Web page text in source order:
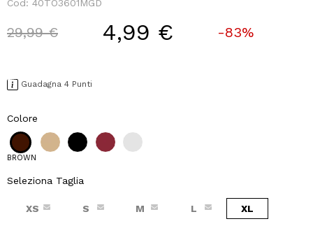
Cod: 40TO3601MGD
Price reduced from
29,99 €to 4,99 € -83%
Guadagna 4 Punti
Colore
BROWN
Seleziona Taglia
XS S M L XL